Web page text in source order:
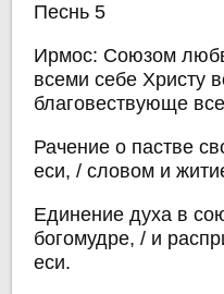
Песнь 5
Ирмос: Союзом
всеми себе Христу
благовествующе
Рачение о пастве
еси, / словом и
Единение духа в
богомудре, / и
еси.